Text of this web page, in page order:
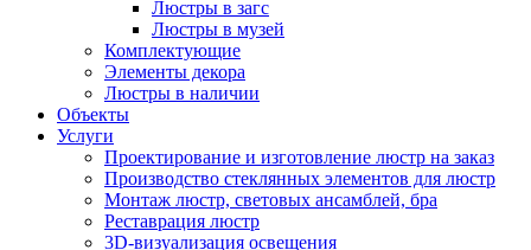
Люстры в загс
Люстры в музей
Комплектующие
Элементы декора
Люстры в наличии
Объекты
Услуги
Проектирование и изготовление люстр на заказ
Производство стеклянных элементов для люстр
Монтаж люстр, световых ансамблей, бра
Реставрация люстр
3D-визуализация освещения